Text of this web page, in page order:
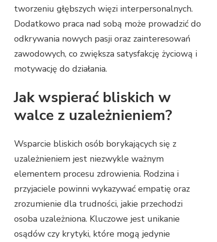
tworzeniu głębszych więzi interpersonalnych.
Dodatkowo praca nad sobą może prowadzić do
odkrywania nowych pasji oraz zainteresowań
zawodowych, co zwiększa satysfakcję życiową i
motywację do działania.
Jak wspierać bliskich w
walce z uzależnieniem?
Wsparcie bliskich osób borykających się z
uzależnieniem jest niezwykle ważnym
elementem procesu zdrowienia. Rodzina i
przyjaciele powinni wykazywać empatię oraz
zrozumienie dla trudności, jakie przechodzi
osoba uzależniona. Kluczowe jest unikanie
osądów czy krytyki, które mogą jedynie